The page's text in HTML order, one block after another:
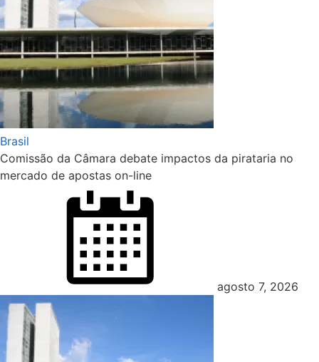
Brasil
Comissão da Câmara debate impactos da pirataria no
mercado de apostas on-line
agosto 7, 2026